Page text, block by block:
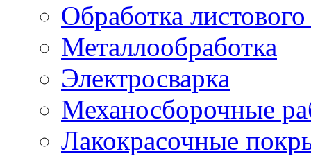
Обработка
Металлообработка
Электросварка
Механосборочные
Лакокрасочные